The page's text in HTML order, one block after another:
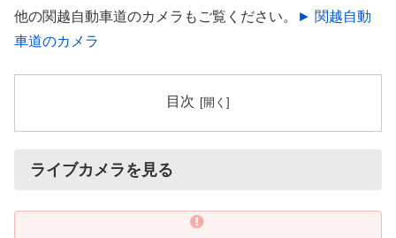
他の関越自動車道のカメラもご覧ください。
► 関越自動
車道のカメラ
目次
ライブカメラを見る